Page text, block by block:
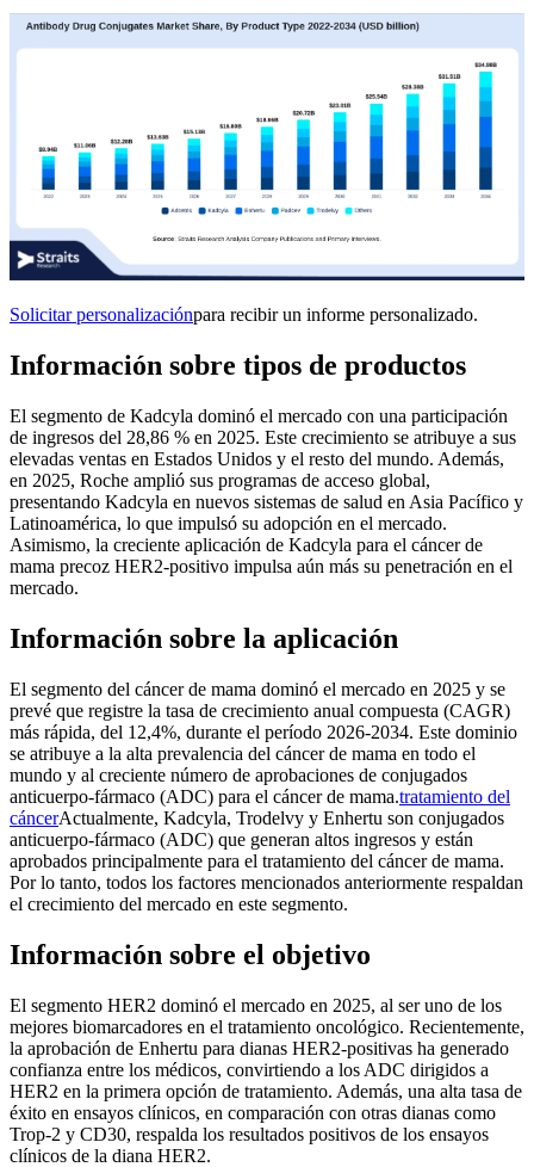
Solicitar personalizaciónpara recibir un informe personalizado.
Información sobre tipos de productos
El segmento de Kadcyla dominó el mercado con una participación
de ingresos del 28,86 % en 2025. Este crecimiento se atribuye a sus
elevadas ventas en Estados Unidos y el resto del mundo. Además,
en 2025, Roche amplió sus programas de acceso global,
presentando Kadcyla en nuevos sistemas de salud en Asia Pacífico y
Latinoamérica, lo que impulsó su adopción en el mercado.
Asimismo, la creciente aplicación de Kadcyla para el cáncer de
mama precoz HER2-positivo impulsa aún más su penetración en el
mercado.
Información sobre la aplicación
El segmento del cáncer de mama dominó el mercado en 2025 y se
prevé que registre la tasa de crecimiento anual compuesta (CAGR)
más rápida, del 12,4%, durante el período 2026-2034. Este dominio
se atribuye a la alta prevalencia del cáncer de mama en todo el
mundo y al creciente número de aprobaciones de conjugados
anticuerpo-fármaco (ADC) para el cáncer de mama.tratamiento del
cáncerActualmente, Kadcyla, Trodelvy y Enhertu son conjugados
anticuerpo-fármaco (ADC) que generan altos ingresos y están
aprobados principalmente para el tratamiento del cáncer de mama.
Por lo tanto, todos los factores mencionados anteriormente respaldan
el crecimiento del mercado en este segmento.
Información sobre el objetivo
El segmento HER2 dominó el mercado en 2025, al ser uno de los
mejores biomarcadores en el tratamiento oncológico. Recientemente,
la aprobación de Enhertu para dianas HER2-positivas ha generado
confianza entre los médicos, convirtiendo a los ADC dirigidos a
HER2 en la primera opción de tratamiento. Además, una alta tasa de
éxito en ensayos clínicos, en comparación con otras dianas como
Trop-2 y CD30, respalda los resultados positivos de los ensayos
clínicos de la diana HER2.